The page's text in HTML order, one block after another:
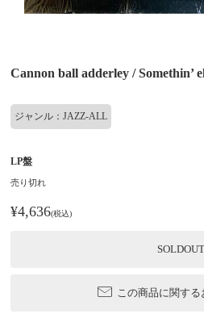
Cannon ball adderley / Somethin’
ジャンル：JAZZ-ALL
LP盤
売り切れ
¥4,636(税込)
SOLDOUT
この商品に関す